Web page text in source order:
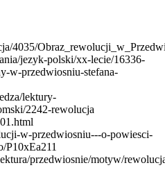
4035/
jezyk-polski/xx-lecie/16336-
w-przedwiosniu-stefana-
lektury-
2242-rewolucja
w-przedwiosniu---o-powiesci-
P10xEa211
przedwiosnie/motyw/